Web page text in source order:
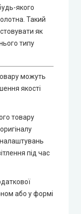
якого
Такий
як
типу
можуть
якості
товару
під час
або у формі